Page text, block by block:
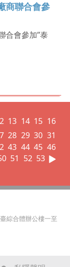
商聯合會參
合會參加”泰
13 14 15 16
28 29 30 31
43 44 45 46
51 52 53
綜合體辦公樓一至